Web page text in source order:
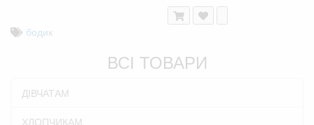
бодик
ВСІ ТОВАРИ
ДІВЧАТАМ
ХЛОПЧИКАМ